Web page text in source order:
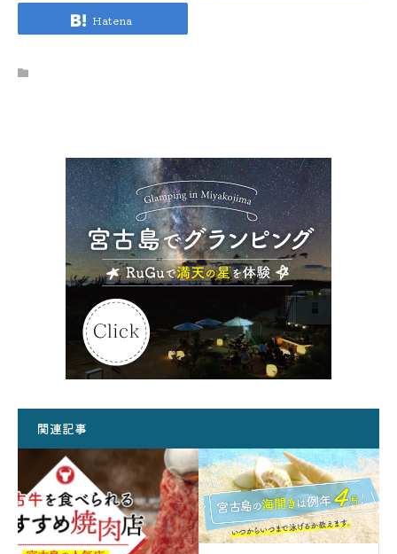
Hatena
関連記事